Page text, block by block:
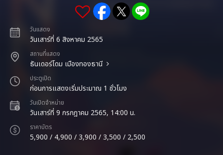
วันแสดง
วันเสาร์ที่ 6 สิงหาคม 2565
สถานที่แสดง
ธันเดอร์โดม เมืองทองธานี
ประตูเปิด
ก่อนการแสดงเริ่มประมาณ 1 ชั่วโมง
วันเปิดจำหน่าย
วันเสาร์ที่ 9 กรกฎาคม 2565, 14:00 น.
ราคาบัตร
5,900 / 4,900 / 3,900 / 3,500 / 2,500